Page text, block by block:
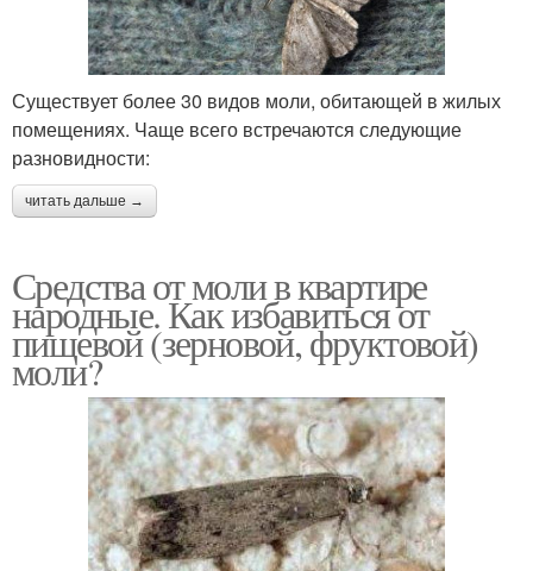
Существует более 30 видов моли, обитающей в жилых
помещениях. Чаще всего встречаются следующие
разновидности:
читать дальше →
Средства от моли в квартире
народные. Как избавиться от
пищевой (зерновой, фруктовой)
моли?